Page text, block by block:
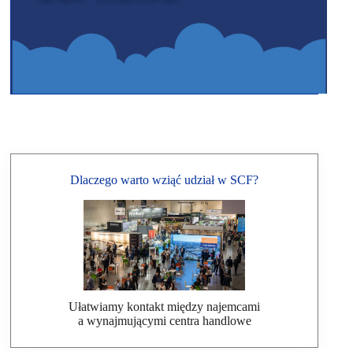
Dlaczego warto wziąć udział w SCF?
Ułatwiamy kontakt między najemcami
a wynajmującymi centra handlowe